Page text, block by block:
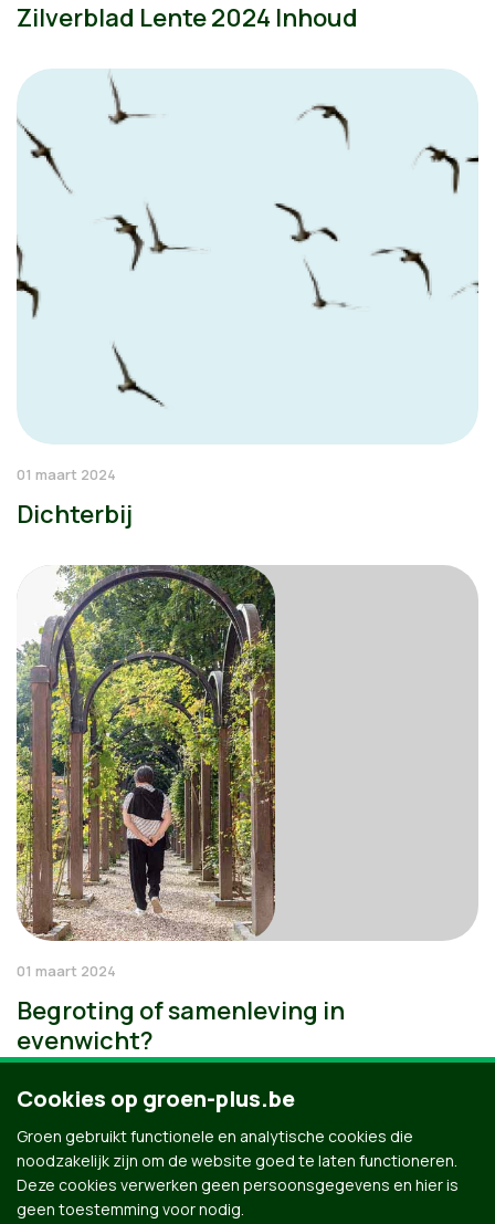
Zilverblad Lente 2024 Inhoud
01 maart 2024
Dichterbij
01 maart 2024
Begroting of samenleving in
evenwicht?
Cookies op groen-plus.be
Groen gebruikt functionele en analytische cookies die
noodzakelijk zijn om de website goed te laten functioneren.
Deze cookies verwerken geen persoonsgegevens en hier is
geen toestemming voor nodig.